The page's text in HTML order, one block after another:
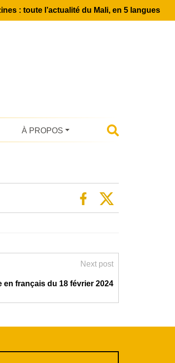
: toute l’actualité du Mali, en 5 langues
À PROPOS
Next post
en français du 18 février 2024